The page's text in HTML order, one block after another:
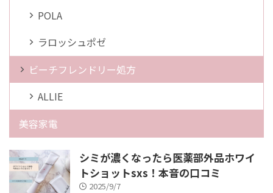
POLA
ラロッシュポゼ
ビーチフレンドリー処方
ALLIE
美容家電
シミが濃くなったら医薬部外品ホワイ
トショットsxs！本音の口コミ
2025/9/7